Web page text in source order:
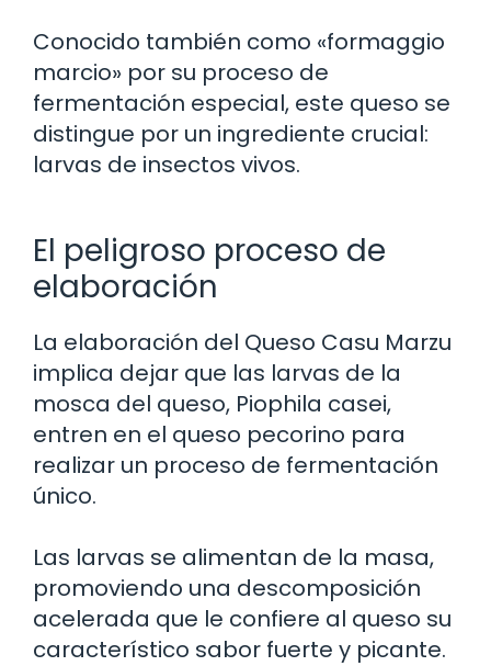
Conocido también como «formaggio
marcio» por su proceso de
fermentación especial, este queso se
distingue por un ingrediente crucial:
larvas de insectos vivos.
El peligroso proceso de
elaboración
La elaboración del Queso Casu Marzu
implica dejar que las larvas de la
mosca del queso, Piophila casei,
entren en el queso pecorino para
realizar un proceso de fermentación
único.
Las larvas se alimentan de la masa,
promoviendo una descomposición
acelerada que le confiere al queso su
característico sabor fuerte y picante.